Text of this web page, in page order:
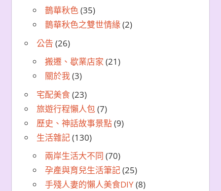
鵲華秋色(35)
鵲華秋色之雙世情緣(2)
公告 (26)
搬遷、歇業店家 (21)
關於我(3)
宅配美食(23)
旅遊行程懶人包(7)
歷史、神話故事景點(9)
生活雜記(130)
兩岸生活大不同 (70)
孕產與育兒生活筆記(25)
手殘人妻的懶人美食DIY(8)